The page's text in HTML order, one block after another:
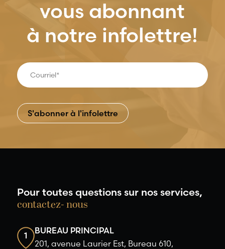
vous abonnant
à notre infolettre!
Pour toutes questions sur nos services,
contactez- nous
1
BUREAU PRINCIPAL
201, avenue Laurier Est, Bureau 610,